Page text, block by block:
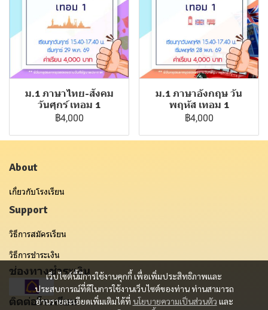
ม.1 ภาษาไทย-สังคม
วันศุกร์ เทอม 1
฿4,000
ม.1 ภาษาอังกฤษ วัน
พฤหัส เทอม 1
฿4,000
เว็บไซต์นี้มีการใช้งานคุกกี้ เพื่อเพิ่มประสิทธิภาพและ
ประสบการณ์ที่ดีในการใช้งานเว็บไซต์ของท่าน ท่านสามารถ
อ่านรายละเอียดเพิ่มเติมได้ที่ นโยบายความเป็นส่วนตัว และ
About
เกี่ยวกับโรงเรียน
Support
วิธีการสมัครเรียน
วิธีการชำระเงิน
ช่องทางชำระเงิน
ติดต่อโรงเรียน